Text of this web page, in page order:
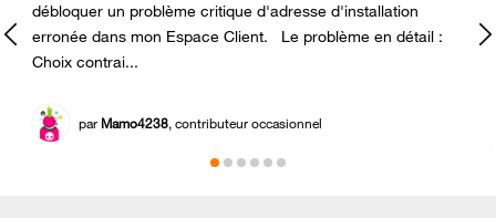
débloquer un problème critique d'adresse d'installation
erronée dans mon Espace Client. Le problème en détail :
Choix contrai...
par Mamo4238, contributeur occasionnel